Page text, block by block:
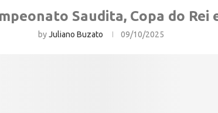
Saudita, Copa do Rei
byJuliano Buzato 09/10/2025